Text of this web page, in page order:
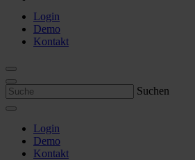
Login
Demo
Kontakt
Suchen
Login
Demo
Kontakt